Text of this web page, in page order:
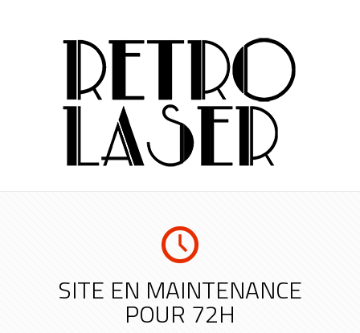
SITE EN MAINTENANCE
POUR 72H